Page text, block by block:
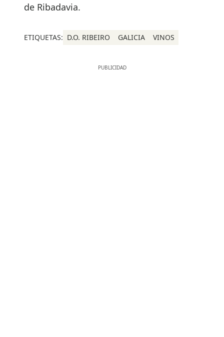
de Ribadavia.
ETIQUETAS: D.O. RIBEIRO GALICIA VINOS